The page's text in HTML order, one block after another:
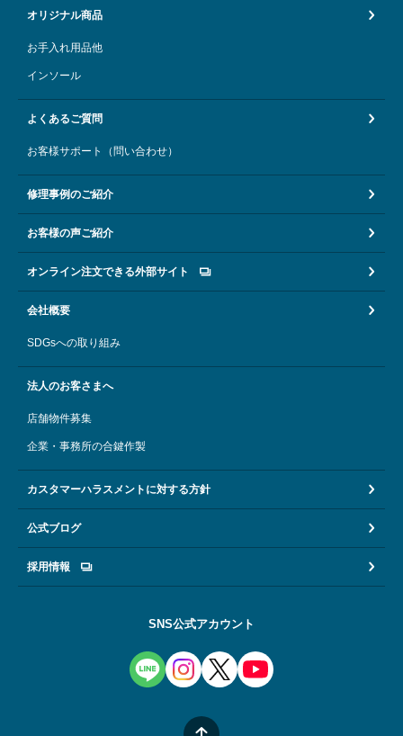
オリジナル商品
お手入れ用品他
インソール
よくあるご質問
お客様サポート（問い合わせ）
修理事例のご紹介
お客様の声ご紹介
オンライン注文できる外部サイト
会社概要
SDGsへの取り組み
法人のお客さまへ
店舗物件募集
企業・事務所の合鍵作製
カスタマーハラスメントに対する方針
公式ブログ
採用情報
SNS公式アカウント